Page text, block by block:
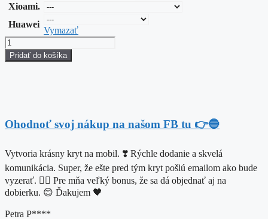
Xioami.
Huawei
Vymazať
množstvo
The
Japanese
Pridať do košíka
Ohodnoť svoj nákup na našom FB tu 👉🔵
Vytvoria krásny kryt na mobil. ❣️ Rýchle dodanie a skvelá
komunikácia. Super, že ešte pred tým kryt pošlú emailom ako bude
vyzerať. 👌🏼 Pre mňa veľký bonus, že sa dá objednať aj na
dobierku. 😊 Ďakujem 🖤
Petra P****